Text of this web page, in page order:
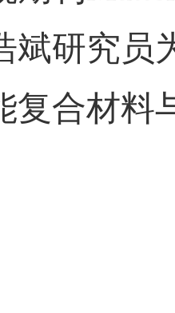
（SSI
的